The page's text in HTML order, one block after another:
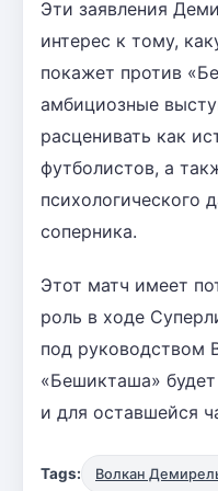
Эти заявления
интерес к тому,
покажет против
амбициозные
расценивать как
футболистов, а
психологического
соперника.
Этот матч имеет
роль в ходе
под руководством
«Бешикташа»
и для оставшейся
Tags: Волкан